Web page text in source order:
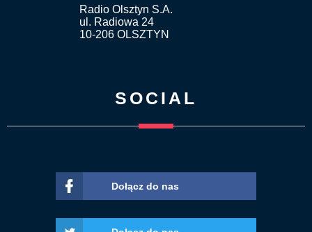
Radio Olsztyn S.A.
ul. Radiowa 24
10-206 OLSZTYN
SOCIAL
Dołącz do nas